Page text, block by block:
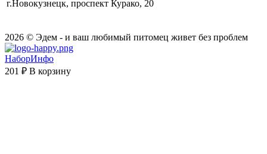
г.Новокузнецк, проспект Курако, 20
2026 © Эдем - и ваш любимый питомец живет без проблем
НаборИнфо
201 ₽ В корзину